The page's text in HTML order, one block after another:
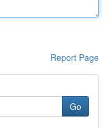
Report Page
Go